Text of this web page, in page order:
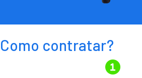
Como contratar?